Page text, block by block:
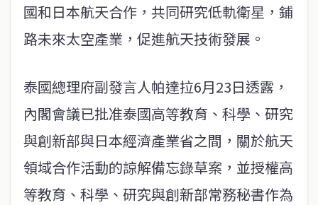
國和日本航天合作，共同研究低軌衛星，鋪
路未來太空產業，促進航天技術發展。
泰國總理府副發言人帕達拉6月23日透露，
內閣會議已批准泰國高等教育、科學、研究
與創新部與日本經濟產業省之間，關於航天
領域合作活動的諒解備忘錄草案，並授權高
等教育、科學、研究與創新部常務秘書作為